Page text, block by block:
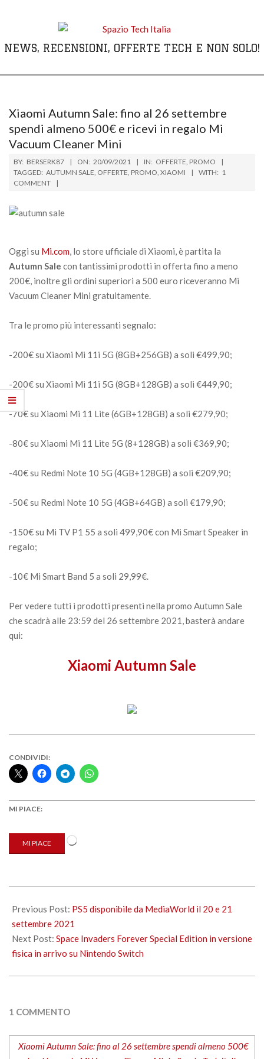
NEWS, RECENSIONI, OFFERTE TECH E NON SOLO!
Menu
Xiaomi Autumn Sale: fino al 26 settembre
spendi almeno 500€ e ricevi in regalo Mi
Vacuum Cleaner Mini
BY: BERSERK87 ON: 20/09/2021 IN: OFFERTE PROMO
TAGGED: AUTUMN SALE OFFERTE PROMO XIAOMI WITH: 1
COMMENT
Oggi su Mi.com, lo store ufficiale di Xiaomi, è partita la
Autumn Sale con tantissimi prodotti in offerta fino a meno
200€, inoltre gli ordini superiori a 500 euro riceveranno Mi
Vacuum Cleaner Mini gratuitamente.
Tra le promo più interessanti segnalo:
-200€ su Xiaomi Mi 11i 5G (8GB+256GB) a soli €499,90;
-200€ su Xiaomi Mi 11i 5G (8GB+128GB) a soli €449,90;
-70€ su Xiaomi Mi 11 Lite (6GB+128GB) a soli €279,90;
-80€ su Xiaomi Mi 11 Lite 5G (8+128GB) a soli €369,90;
-40€ su Redmi Note 10 5G (4GB+128GB) a soli €209,90;
-50€ su Redmi Note 10 5G (4GB+64GB) a soli €179,90;
-150€ su Mi TV P1 55 a soli 499,90€ con Mi Smart Speaker in
regalo;
-10€ Mi Smart Band 5 a soli 29,99€.
Per vedere tutti i prodotti presenti nella promo Autumn Sale
che scadrà alle 23:59 del 26 settembre 2021, basterà andare
qui:
Xiaomi Autumn Sale
CONDIVIDI:
MI PIACE:
MI PIACE
Caricamento
09-
20
Previous Post: PS5 disponibile da MediaWorld il 20 e 21
settembre 2021
Next Post: Space Invaders Forever Special Edition in versione
fisica in arrivo su Nintendo Switch
1 COMMENTO
Xiaomi Autumn Sale: fino al 26 settembre spendi almeno 500€